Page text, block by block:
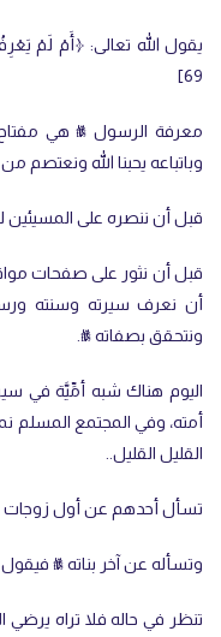
يقول الله تعالى: ﴿أَمْ لَمْ
69]
معرفة الرسول ﷺ هي مفتاح
وباتباعه يحبنا الله ونعتصم
قبل أن ننصره على المسيئين
قبل أن نثور على صفحات
أن نعرف سيرته وسنته
ونتحقق بصفاته ﷺ.
اليوم هناك شبه أمِّيَّة في
أمته، وفي المجتمع المسلم
القليل القليل..
تسأل أحدهم عن أول زوجات
وتسأله عن آخر بناته ﷺ
تنظر في حاله فلا تراه يرضي